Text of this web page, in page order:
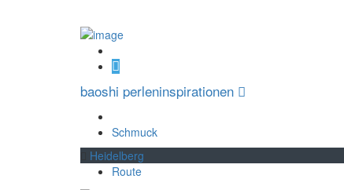
baoshi perleninspirationen
Schmuck
Heidelberg
Route